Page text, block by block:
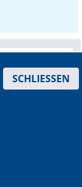
SCHLIESSEN